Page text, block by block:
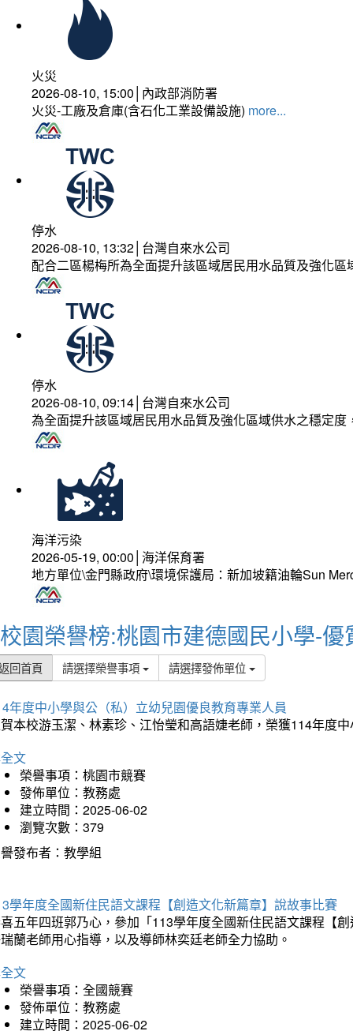
火災
2026-08-10, 15:00│內政部消防署
火災-工廠及倉庫(含石化工業設備設施) more...
停水
2026-08-10, 13:32│台灣自來水公司
配合二區楊梅所為全面提升該區域居民用水品質及強化
停水
2026-08-10, 09:14│台灣自來水公司
為全面提升該區域居民用水品質及強化區域供水之穩定
海洋污染
2026-05-19, 00:00│海洋保育署
地方單位\金門縣政府\環境保護局：新加坡籍油輪Sun
校園榮譽榜:桃園市建德國民小學-優
回首頁 請選擇榮譽事項 請選擇發佈單位
年度中小學與公（私）立幼兒園優良教育專業人員
本校游玉潔、林素珍、江怡瑩和高語婕老師，榮獲114年度
文
榮譽事項：桃園市競賽
發佈單位：教務處
建立時間：2025-06-02
瀏覽次數：379
發布者：教學組
學年度全國新住民語文課程【創造文化新篇章】說故事比賽
五年四班郭乃心，參加「113學年度全國新住民語文課程【
蘭老師用心指導，以及導師林奕廷老師全力協助。
文
榮譽事項：全國競賽
發佈單位：教務處
建立時間：2025-06-02